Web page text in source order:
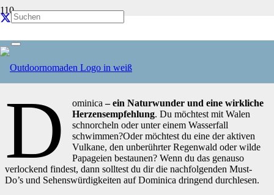
Dominica
Aktualisiert am22.03.25
D ominica – ein Naturwunder und eine wirkliche
Herzensempfehlung. Du möchtest mit Walen
schnorcheln oder unter einem Wasserfall
schwimmen?Oder möchtest du eine der aktiven
Vulkane, den unberührter Regenwald oder wilde
Papageien bestaunen? Wenn du das genauso
verlockend findest, dann solltest du dir die nachfolgenden Must-
Do’s und Sehenswürdigkeiten auf Dominica dringend durchlesen.